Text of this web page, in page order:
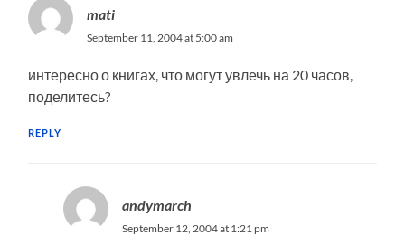
mati
September 11, 2004 at 5:00 am
интересно о книгах, что могут увлечь на 20 часов,
поделитесь?
REPLY
andymarch
September 12, 2004 at 1:21 pm